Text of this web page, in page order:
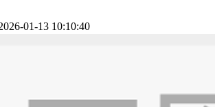
01-13 10:10:40